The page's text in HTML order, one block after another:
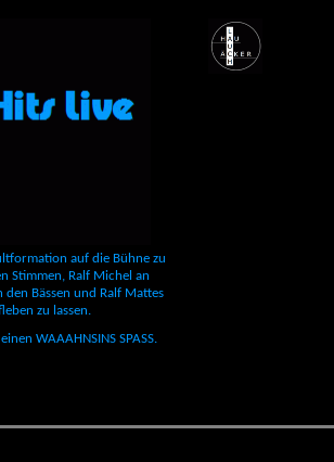
auf die Bühne zu
Stimmen, Ralf Michel an
den Bässen und Ralf Mattes
zu lassen.
WAAAHNSINS SPASS.